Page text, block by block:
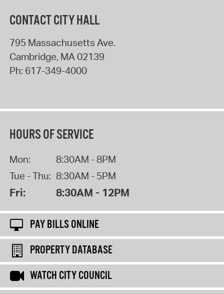
CONTACT CITY HALL
795 Massachusetts Ave.
Cambridge, MA02139
Ph: 617-349-4000
HOURS OF SERVICE
Mon:
8:30AM - 8PM
Tue - Thu: 8:30AM - 5PM
Fri: 8:30AM - 12PM
PAY BILLS ONLINE
PROPERTY DATABASE
WATCH CITY COUNCIL